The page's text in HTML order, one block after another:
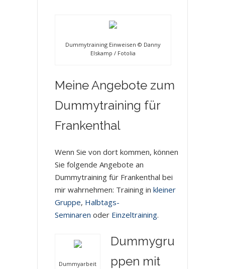
Dummytraining Einweisen © Danny
Elskamp / Fotolia
Meine Angebote zum
Dummytraining für
Frankenthal
Wenn Sie von dort kommen, können
Sie folgende Angebote an
Dummytraining für Frankenthal bei
mir wahrnehmen: Training in kleiner
Gruppe, Halbtags-
Seminaren oder Einzeltraining.
Dummyarbeit
Dummygru
ppen mit